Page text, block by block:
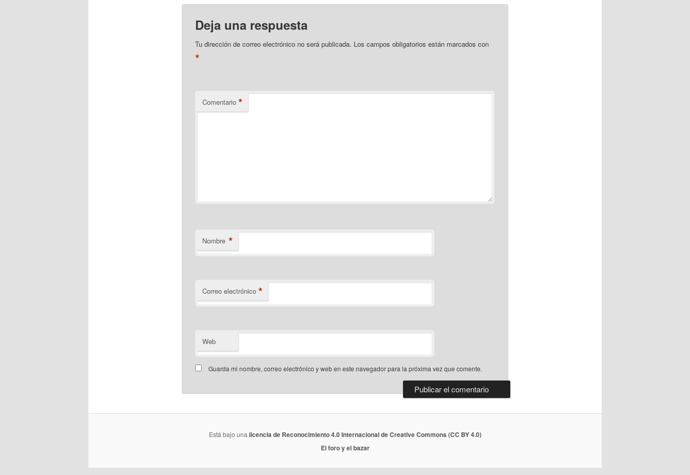
Deja una respuesta
Tu dirección de correo electrónico no será publicada. Los campos obligatorios están marcados con
*
Comentario *
Nombre *
Correo electrónico *
Web
Guarda mi nombre, correo electrónico y web en este navegador para la próxima vez que comente.
Está bajo una licencia de Reconocimiento 4.0 Internacional de Creative Commons (CC BY 4.0)
El foro y el bazar